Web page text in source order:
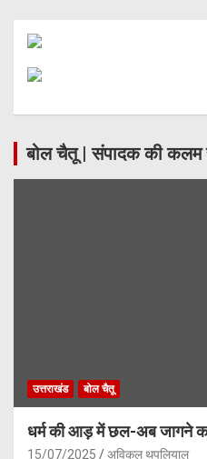
बोल चैतू | संपादक की कलम
उत्तराखंड बोल चैतू
धर्म की आड़ में छल-अब जागने
15/07/2025 अविकल थपलियाल